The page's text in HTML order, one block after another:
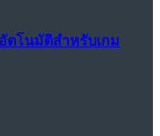
อัตโนมัติสำหรับเกม